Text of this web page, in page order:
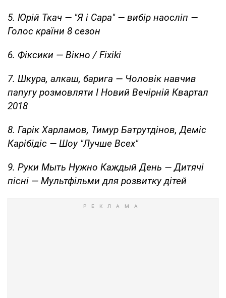
5. Юрій Ткач — "Я і Сара" — вибір наосліп —
Голос країни 8 сезон
6. Фіксики — Вікно / Fixiki
7. Шкура, алкаш, барига — Чоловік навчив
папугу розмовляти I Новий Вечірній Квартал
2018
8. Гарік Харламов, Тимур Батрутдінов, Деміс
Карібідіс — Шоу "Лучше Всех"
9. Руки Мыть Нужно Каждый День — Дитячі
пісні — Мультфільми для розвитку дітей